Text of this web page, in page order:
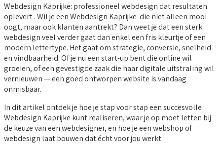
Webdesign Kaprijke: professioneel webdesign dat resultaten
oplevert . Wil je een Webdesign Kaprijke die niet alleen mooi
oogt, maar ook klanten aantrekt? Dan weet je dat een sterk
webdesign veel verder gaat dan enkel een fris kleurtje of een
modern lettertype. Het gaat om strategie, conversie, snelheid
en vindbaarheid. Of je nu een start-up bent die online wil
groeien, of een gevestigde zaak die haar digitale uitstraling wil
vernieuwen — een goed ontworpen website is vandaag
onmisbaar.
In dit artikel ontdek je hoe je stap voor stap een succesvolle
Webdesign Kaprijke kunt realiseren, waar je op moet letten bij
de keuze van een webdesigner, en hoe je een webshop of
webdesign laat bouwen dat écht voor jou werkt.